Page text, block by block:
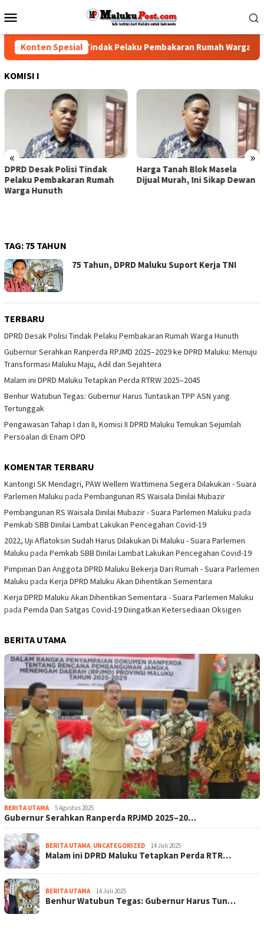
ke
Mobile
Konten Spesial
Desak Polisi Tindak Pelaku Pembakaran Rumah Warga Hunuth
KOMISI I
« »
Harga Tanah Blok Masela
Dijual Murah, Ini Sikap Dewan
DPRD-Pemprov Maluku
Sepakat Tenaga Non-ASN
TAG: 75 TAHUN
75 Tahun, DPRD Maluku Suport Kerja TNI
TERBARU
DPRD Desak Polisi Tindak Pelaku Pembakaran Rumah Warga Hunuth
Gubernur Serahkan Ranperda RPJMD 2025–2029 ke DPRD Maluku: Menuju
Transformasi Maluku Maju, Adil dan Sejahtera
Malam ini DPRD Maluku Tetapkan Perda RTRW 2025–2045
Benhur Watubun Tegas: Gubernur Harus Tuntaskan TPP ASN yang
Tertunggak
Pengawasan Tahap I dan II, Komisi II DPRD Maluku Temukan Sejumlah
Persoalan di Enam OPD
KOMENTAR TERBARU
Kantongi SK Mendagri, PAW Wellem Wattimena Segera Dilakukan - Suara
Parlemen Maluku pada Pembangunan RS Waisala Dinilai Mubazir
Pembangunan RS Waisala Dinilai Mubazir - Suara Parlemen Maluku pada
Pemkab SBB Dinilai Lambat Lakukan Pencegahan Covid-19
2022, Uji Aflatoksin Sudah Harus Dilakukan Di Maluku - Suara Parlemen
Maluku pada Pemkab SBB Dinilai Lambat Lakukan Pencegahan Covid-19
Pimpinan Dan Anggota DPRD Maluku Bekerja Dari Rumah - Suara Parlemen
Maluku pada Kerja DPRD Maluku Akan Dihentikan Sementara
Kerja DPRD Maluku Akan Dihentikan Sementara - Suara Parlemen Maluku
pada Pemda Dan Satgas Covid-19 Diingatkan Ketersediaan Oksigen
BERITA UTAMA
BERITA UTAMA 5 Agustus 2025
Gubernur Serahkan Ranperda RPJMD 2025–20…
BERITA UTAMA UNCATEGORIZED 14 Juli 2025
Malam ini DPRD Maluku Tetapkan Perda RTR…
BERITA UTAMA 14 Juli 2025
Benhur Watubun Tegas: Gubernur Harus Tun…